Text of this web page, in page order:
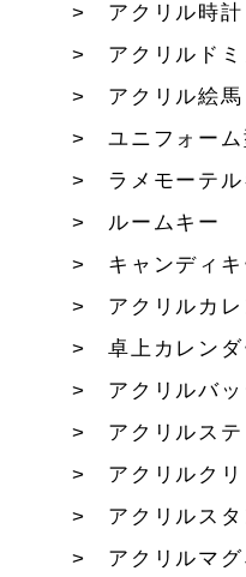
アクリル時計
アクリルドミ
アクリル絵
ユニフォー
ラメモーテ
ルームキー
キャンディ
アクリルカ
卓上カレンダ
アクリルバ
アクリルス
アクリルク
アクリルス
アクリルマグ